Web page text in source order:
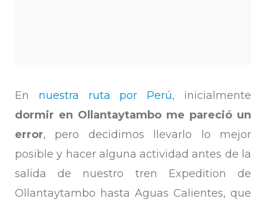
En nuestra ruta por Perú, inicialmente
dormir en Ollantaytambo me pareció un
error, pero decidimos llevarlo lo mejor
posible y hacer alguna actividad antes de la
salida de nuestro tren Expedition de
Ollantaytambo hasta Aguas Calientes, que